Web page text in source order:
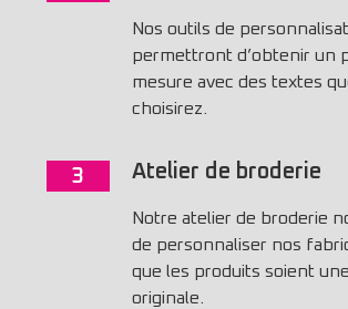
Nos outils de
permettront d’obtenir un
mesure avec des textes
choisirez.
3 Atelier de broderie
Notre atelier de broderie
de personnaliser nos
que les produits soient
originale.